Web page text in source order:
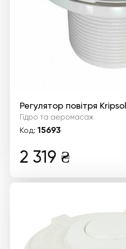
Регулятор повітря
Гідро та аеромасаж
Код: 15693
2 319 ₴